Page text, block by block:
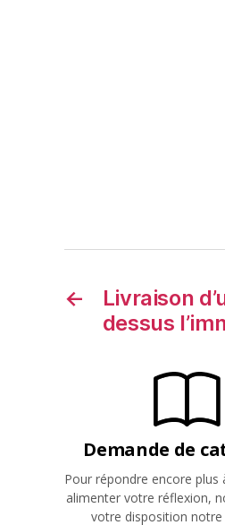
←
Livraison
dessus
Demande de
Pour répondre encore plus
alimenter votre réflexion,
votre disposition notre